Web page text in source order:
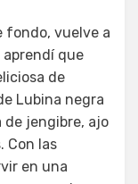
fondo, vuelve a
aprendí que
de
Lubina negra
de jengibre, ajo
Con las
en una